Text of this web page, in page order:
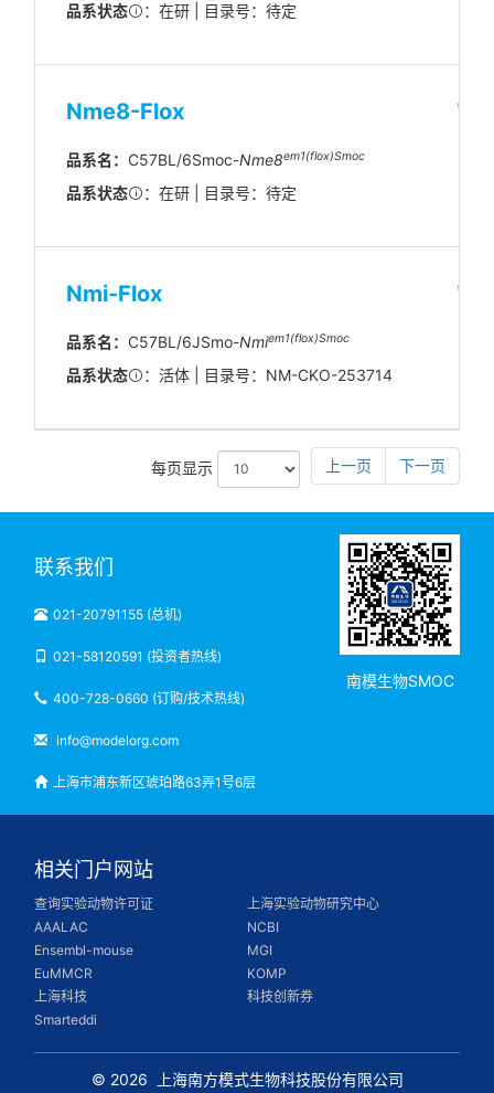
品系状态 ：在研 | 目录号：待定
Nme8-Flox
品系名： C57BL/6Smoc-Nme8em1(flox)Smoc
品系状态 ：在研 | 目录号：待定
Nmi-Flox
品系名： C57BL/6JSmo-Nmiem1(flox)Smoc
品系状态 ：活体 | 目录号：NM-CKO-253714
每页显示 上一页 下一页
联系我们
021-20791155 (总机)
021-58120591 (投资者热线)
400-728-0660 (订购/技术热线)
info@modelorg.com
上海市浦东新区琥珀路63弄1号6层
南模生物SMOC
相关门户网站
查询实验动物许可证
上海实验动物研究中心
AAALAC
NCBI
Ensembl-mouse
MGI
EuMMCR
KOMP
上海科技
科技创新券
Smarteddi
© 2026 上海南方模式生物科技股份有限公司